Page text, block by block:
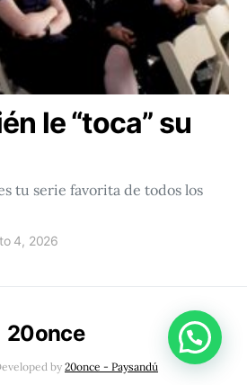
le “toca” su
tu serie favorita de todos los
4, 2026
20once
by 20once - Paysandú
con 20once!